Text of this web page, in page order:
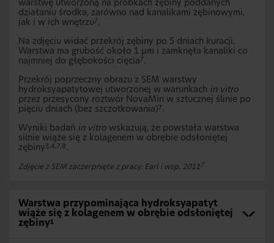
warstwę utworzoną na próbkach zębiny poddanych
działaniu środka, zarówno nad kanalikami zębinowymi,
jak i w ich wnętrzu 7 .
Na zdjęciu widać przekrój zębiny po 5 dniach kuracji.
Warstwa ma grubość około 1 μm i zamknęła kanaliki co
najmniej do głębokości cięcia 7 .
Przekrój poprzeczny obrazu z SEM warstwy
hydroksyapatytowej utworzonej w warunkach in vitro
przez przesycony roztwór NovaMin w sztucznej ślinie po
pięciu dniach (bez szczotkowania) 7 .
Wyniki badań in vitro wskazują, że powstała warstwa
silnie wiąże się z kolagenem w obrębie odsłoniętej
zębiny 3,4,7,8 .
Zdjęcie z SEM zaczerpnięte z pracy: Earl i wsp. 2011 7
Warstwa przypominająca hydroksyapatyt
wiąże się z kolagenem w obrębie odsłoniętej
zębiny1